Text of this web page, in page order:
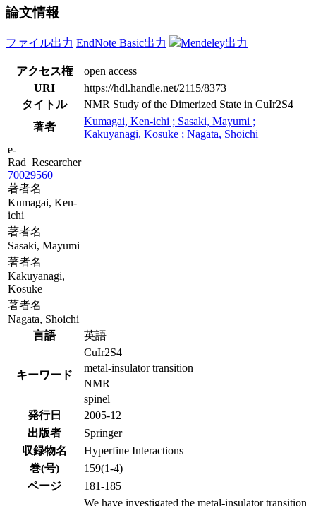
論文情報
ファイル出力 EndNote Basic出力 Mendeley出力
アクセス権
open access
URI
https://hdl.handle.net/2115/8373
タイトル
NMR Study of the Dimerized State in CuIr2S4
著者
Kumagai, Ken-ichi ; Sasaki, Mayumi ;
Kakuyanagi, Kosuke ; Nagata, Shoichi
e-
Rad_Researcher
70029560
著者名
Kumagai, Ken-
ichi
著者名
Sasaki, Mayumi
著者名
Kakuyanagi,
Kosuke
著者名
Nagata, Shoichi
言語
英語
キーワード
CuIr2S4
metal-insulator transition
NMR
spinel
発行日
2005-12
出版者
Springer
収録物名
Hyperfine Interactions
巻(号)
159(1-4)
ページ
181-185
We have investigated the metal-insulator transition